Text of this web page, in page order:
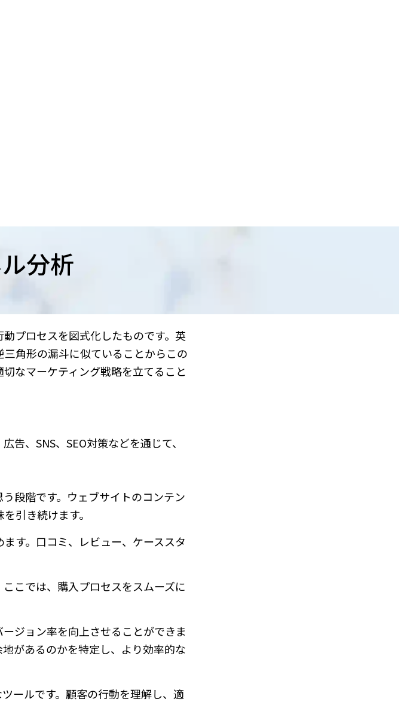
分析
プロセスを図式化したものです。英
角形の漏斗に似ていることからこの
なマーケティング戦略を立てること
、SNS、SEO対策などを通じて、
段階です。ウェブサイトのコンテン
引き続けます。
す。口コミ、レビュー、ケーススタ
こでは、購入プロセスをスムーズに
ジョン率を向上させることができま
があるのかを特定し、より効率的な
ールです。顧客の行動を理解し、適